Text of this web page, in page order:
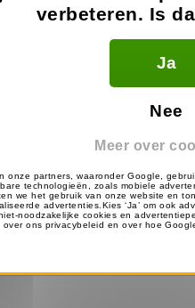
verbeteren. Is
Ja
Nee
Meer over